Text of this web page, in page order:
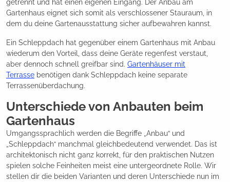
getrennt und hat einen eigenen Eingang. Der Anbau am
Gartenhaus eignet sich somit als verschlossener Stauraum, in
dem du deine Gartenausstattung sicher aufbewahren kannst.
Ein Schleppdach hat gegenüber einem Gartenhaus mit Anbau
wiederum den Vorteil, dass deine Geräte regenfest verstaut,
aber dennoch schnell greifbar sind. Gartenhäuser mit
Terrasse benötigen dank Schleppdach keine separate
Terrassenüberdachung.
Unterschiede von Anbauten beim
Gartenhaus
Umgangssprachlich werden die Begriffe „Anbau“ und
„Schleppdach“ manchmal gleichbedeutend verwendet. Das ist
architektonisch nicht ganz korrekt, für den praktischen Nutzen
spielen solche Feinheiten meist eine untergeordnete Rolle. Wir
stellen dir die beiden Varianten und deren Unterschiede nun im